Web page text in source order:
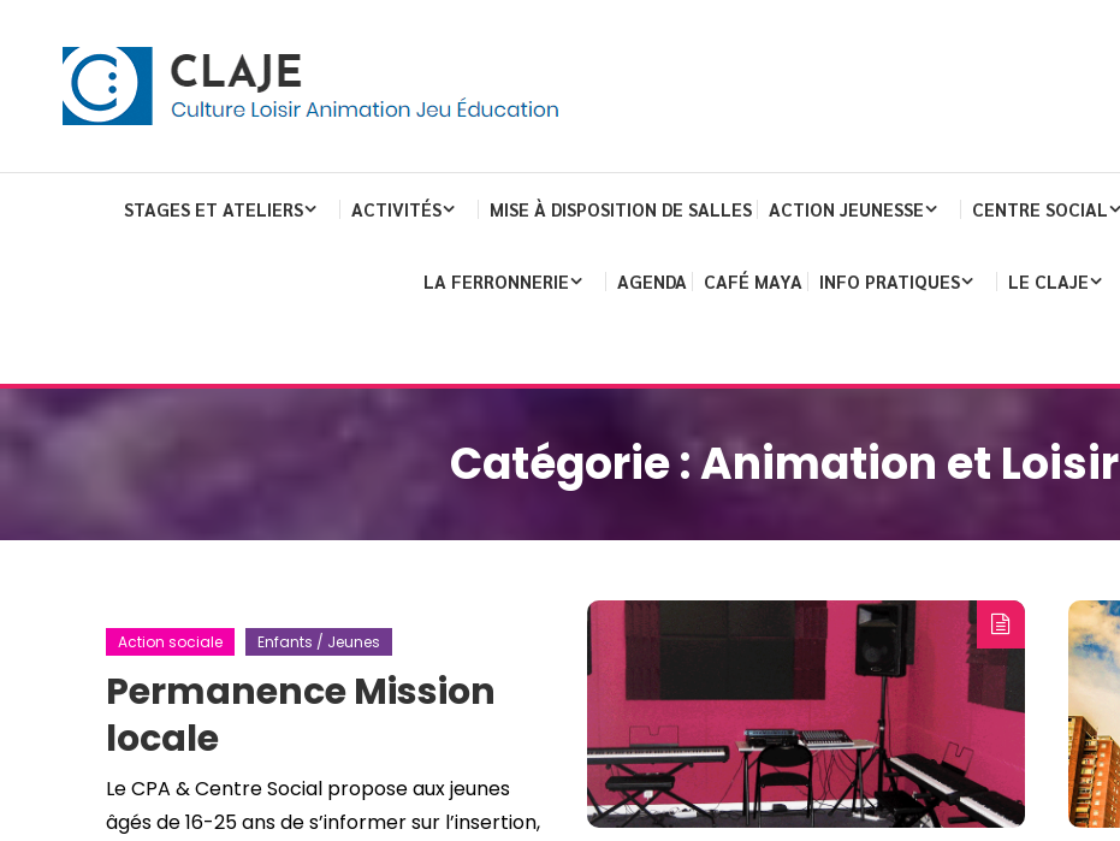
Claje
STAGES ET ATELIERS ACTIVITÉS MISE À DISPOSITION DE SALLES ACTION JEUNESSE CENTRE SOCIAL
LA FERRONNERIE AGENDA CAFÉ MAYA INFO PRATIQUES LE CLAJE
Catégorie :Animation et Loisir
Action sociale Enfants / Jeunes
Permanence Mission
locale
Le CPA & Centre Social propose aux jeunes
âgés de 16-25 ans de s’informer sur l’insertion,